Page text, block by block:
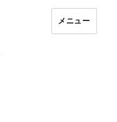
メニュー